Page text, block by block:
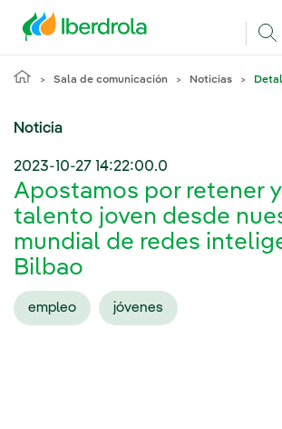
Sala de comunicación Noticias
Noticia
2023-10-27 14:22:00.0
Apostamos por retener
talento joven desde
mundial de redes
Bilbao
empleo jóvenes